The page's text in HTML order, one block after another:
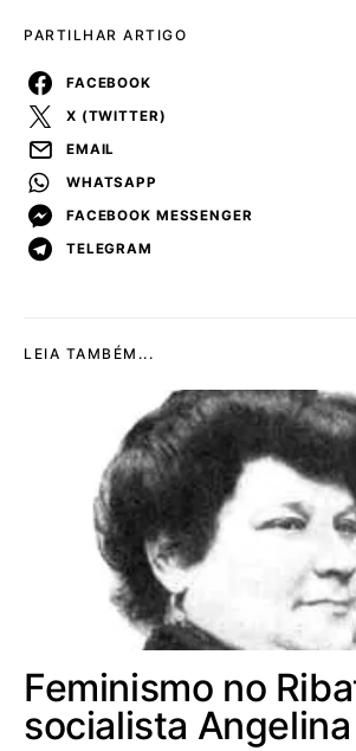
PARTILHAR ARTIGO
FACEBOOK
X (TWITTER)
EMAIL
WHATSAPP
FACEBOOK MESSENGER
TELEGRAM
LEIA TAMBÉM...
Feminismo no
socialista